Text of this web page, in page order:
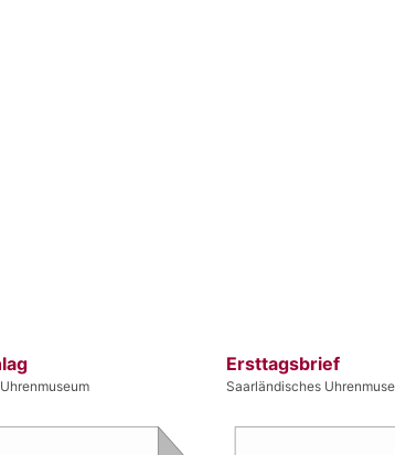
Ersttagsbrief
Saarländisches